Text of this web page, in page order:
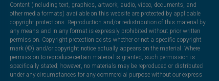
Content (including text, graphics, artwork, audio, video, documents, and
other media formats) available on this website are protected by applicable
copyright protections. Reproduction and/or redistribution of this material by
any means and in any format is expressly prohibited without prior written
permission. Copyright protection exists whether or not a specific copyright
mark (©) and/or copyright notice actually appears on the material. Where
permission to reproduce certain material is granted, such permission is
specifically stated; however, no materials may be reproduced or distributed
under any circumstances for any commercial purpose without our express